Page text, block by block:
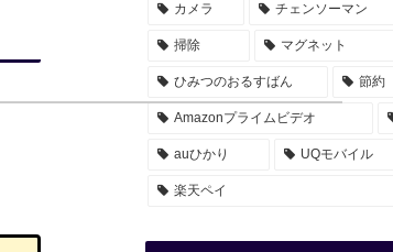
カメラ チェンソーマン
掃除 マグネット
ひみつのおるすばん 節約
Amazonプライムビデオ
auひかり UQモバイル
楽天ペイ